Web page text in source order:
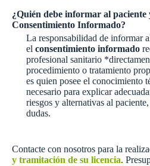
¿Quién debe informar al paciente
Consentimiento Informado?
La responsabilidad de informar
el consentimiento informado
profesional sanitario
procedimiento o tratamiento
es quien posee el conocimiento
necesario para explicar
riesgos y alternativas al
dudas.
Contacte con nosotros para la
y tramitación de su licencia.